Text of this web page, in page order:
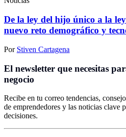
De la ley del hijo único a la
nuevo reto demográfico y
Por Stiven Cartagena
El newsletter que necesitas
negocio
Recibe en tu correo tendencias,
de emprendedores y las noticias clave
decisiones.